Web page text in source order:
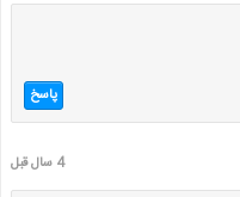
پاسخ
4 سال قبل